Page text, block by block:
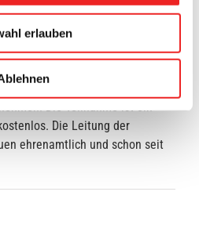
erlauben
wurden geehrt! Jeden
das „Frauenschwimmen“
die Möglichkeit, an einer
Die Leitung der
ehrenamtlich und schon seit